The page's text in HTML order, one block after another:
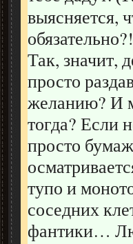
выясняется,
Так, значит,
просто
желанию? И
тогда? Если
просто
тупо и
соседних
фантики…